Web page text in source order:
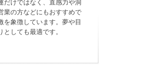
だけではなく、直感力や洞
業の方などにもおすすめで
象徴しています。夢や目
しても最適です。